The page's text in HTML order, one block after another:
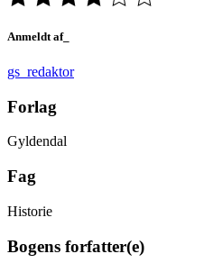
Anmeldt af_
gs_redaktor
Forlag
Gyldendal
Fag
Historie
Bogens forfatter(e)